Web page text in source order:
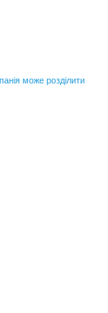
може розділити